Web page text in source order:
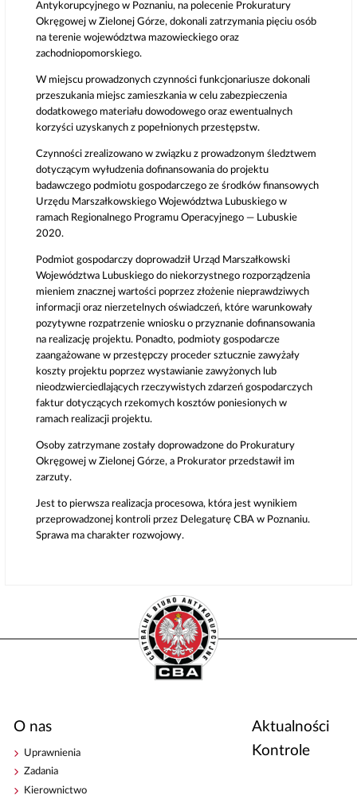
Antykorupcyjnego w Poznaniu, na polecenie Prokuratury
Okręgowej w Zielonej Górze, dokonali zatrzymania pięciu osób
na terenie województwa mazowieckiego oraz
zachodniopomorskiego.
W miejscu prowadzonych czynności funkcjonariusze dokonali
przeszukania miejsc zamieszkania w celu zabezpieczenia
dodatkowego materiału dowodowego oraz ewentualnych
korzyści uzyskanych z popełnionych przestępstw.
Czynności zrealizowano w związku z prowadzonym śledztwem
dotyczącym wyłudzenia dofinansowania do projektu
badawczego podmiotu gospodarczego ze środków finansowych
Urzędu Marszałkowskiego Województwa Lubuskiego w
ramach Regionalnego Programu Operacyjnego — Lubuskie
2020.
Podmiot gospodarczy doprowadził Urząd Marszałkowski
Województwa Lubuskiego do niekorzystnego rozporządzenia
mieniem znacznej wartości poprzez złożenie nieprawdziwych
informacji oraz nierzetelnych oświadczeń, które warunkowały
pozytywne rozpatrzenie wniosku o przyznanie dofinansowania
na realizację projektu. Ponadto, podmioty gospodarcze
zaangażowane w przestępczy proceder sztucznie zawyżały
koszty projektu poprzez wystawianie zawyżonych lub
nieodzwierciedlających rzeczywistych zdarzeń gospodarczych
faktur dotyczących rzekomych kosztów poniesionych w
ramach realizacji projektu.
Osoby zatrzymane zostały doprowadzone do Prokuratury
Okręgowej w Zielonej Górze, a Prokurator przedstawił im
zarzuty.
Jest to pierwsza realizacja procesowa, która jest wynikiem
przeprowadzonej kontroli przez Delegaturę CBA w Poznaniu.
Sprawa ma charakter rozwojowy.
O nas
Uprawnienia
Zadania
Kierownictwo
Aktualności
Kontrole